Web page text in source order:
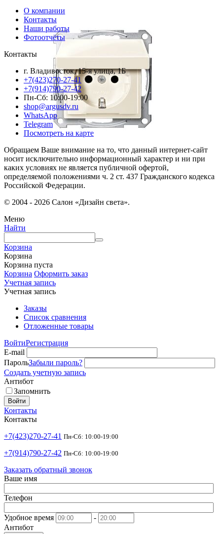
О компании
Контакты
Наши работы
Фотоотчёты
Контакты
г. Владивосток, 15-я улица, 1Б
+7(423)270-27-41
+7(914)790-27-42
Пн-Сб: 10:00-19:00
shop@argusdv.ru
WhatsApp
Telegram
Посмотреть на карте
Обращаем Ваше внимание на то, что данный интернет-сайт
носит исключительно информационный характер и ни при
каких условиях не является публичной офертой,
определяемой положениями ч. 2 ст. 437 Гражданского кодекса
Российской Федерации.
© 2004 - 2026 Салон «Дизайн света».
Меню
Найти
Корзина
Корзина
Корзина пуста
Корзина Оформить заказ
Учетная запись
Учетная запись
Заказы
Список сравнения
Отложенные товары
ВойтиРегистрация
E-mail
ПарольЗабыли пароль?
Создать учетную запись
Антибот
Запомнить
Войти
Контакты
Контакты
+7(423)270-27-41 Пн-Сб: 10:00-19:00
+7(914)790-27-42 Пн-Сб: 10:00-19:00
Заказать обратный звонок
Ваше имя
Телефон
Удобное время
-
Антибот